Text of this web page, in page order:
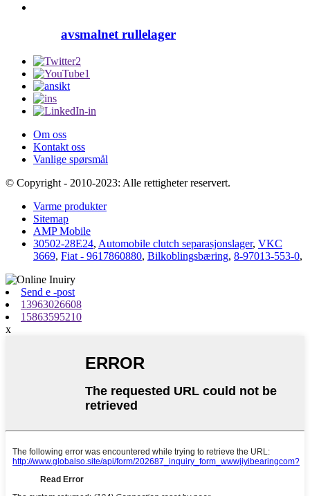
avsmalnet rullelager
Om oss
Kontakt oss
Vanlige spørsmål
© Copyright - 2010-2023: Alle rettigheter reservert.
Varme produkter
Sitemap
AMP Mobile
30502-28E24, Automobile clutch separasjonslager, VKC
3669, Fiat - 9617860880, Bilkoblingsbæring, 8-97013-553-0,
Send e -post
13963026608
15863595210
x